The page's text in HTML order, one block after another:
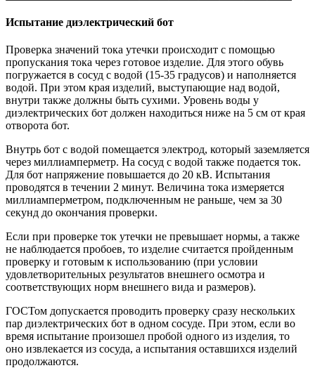
Испытание диэлектрический бот
Проверка значений тока утечки происходит с помощью
пропускания тока через готовое изделие. Для этого обувь
погружается в сосуд с водой (15-35 градусов) и наполняется
водой. При этом края изделий, выступающие над водой,
внутри также должны быть сухими. Уровень воды у
диэлектрических бот должен находиться ниже на 5 см от края
отворота бот.
Внутрь бот с водой помещается электрод, который заземляется
через миллиамперметр. На сосуд с водой также подается ток.
Для бот напряжение повышается до 20 кВ. Испытания
проводятся в течении 2 минут. Величина тока измеряется
миллиамперметром, подключенным не раньше, чем за 30
секунд до окончания проверки.
Если при проверке ток утечки не превышает нормы, а также
не наблюдается пробоев, то изделие считается пройденным
проверку и готовым к использованию (при условии
удовлетворительных результатов внешнего осмотра и
соответствующих норм внешнего вида и размеров).
ГОСТом допускается проводить проверку сразу нескольких
пар диэлектрических бот в одном сосуде. При этом, если во
время испытание произошел пробой одного из изделия, то
оно извлекается из сосуда, а испытания оставшихся изделий
продолжаются.